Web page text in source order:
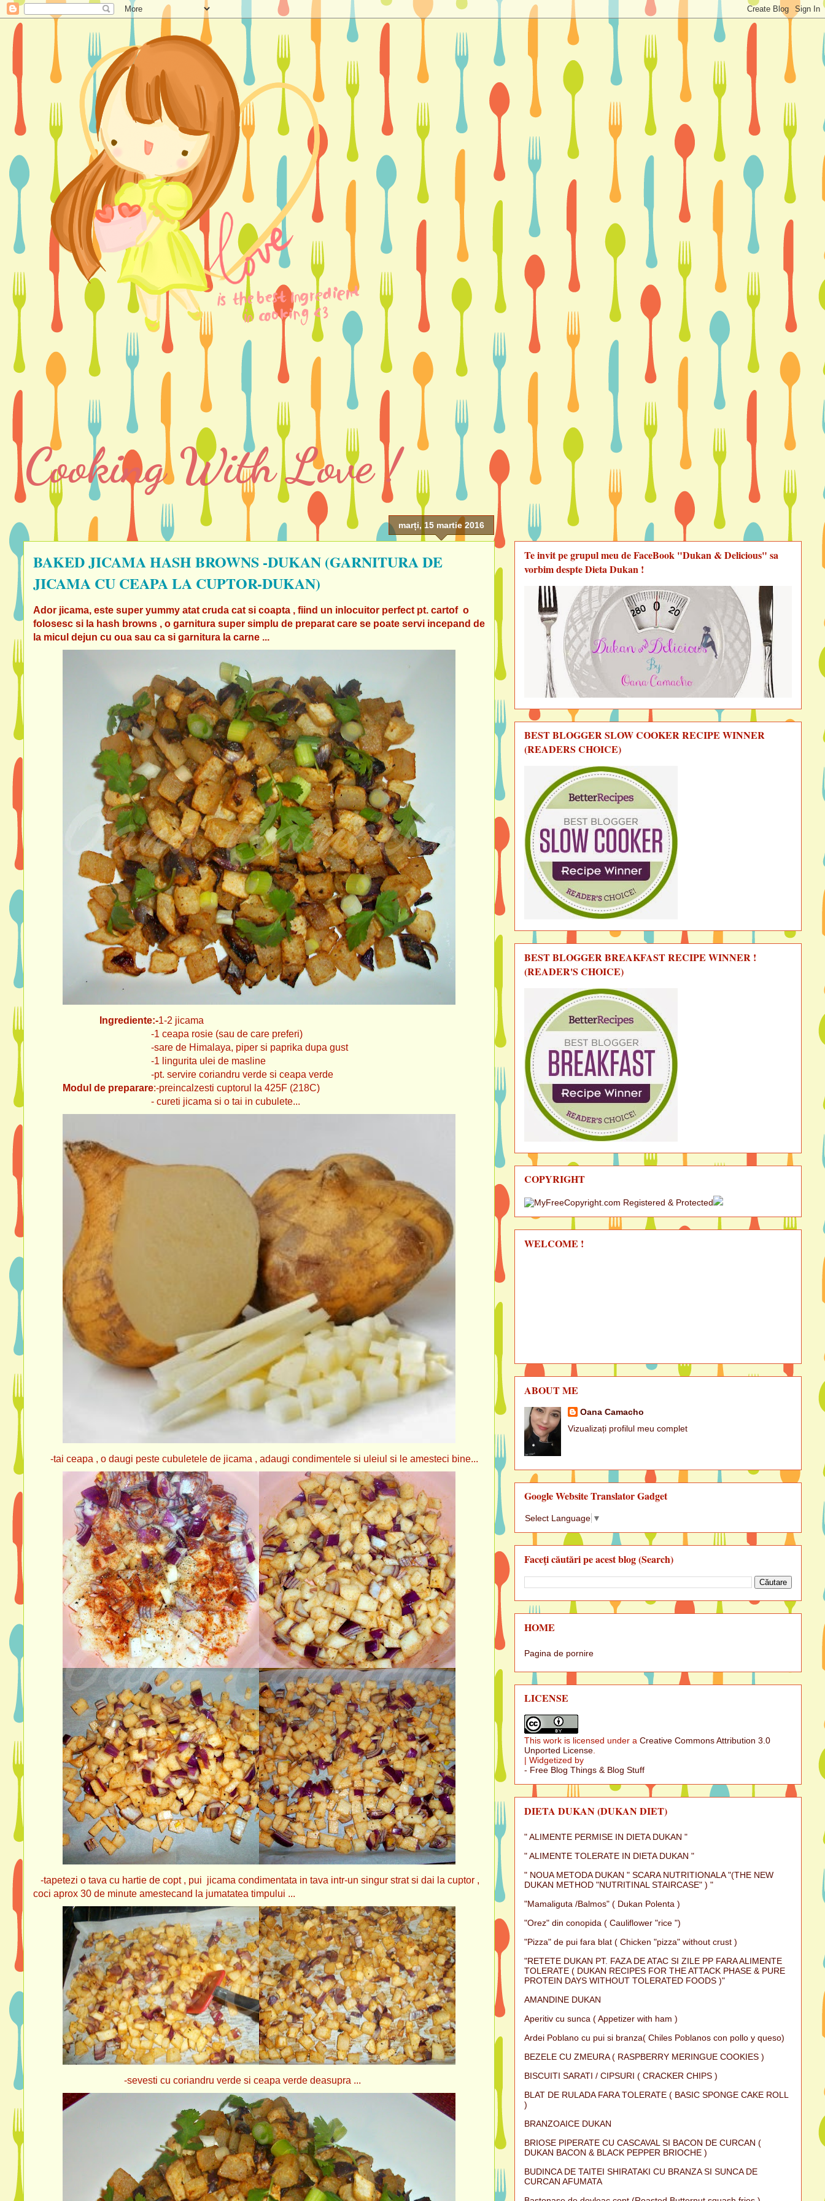
Cooking With Love !
marți, 15 martie 2016
BAKED JICAMA HASH BROWNS -DUKAN (GARNITURA DE
JICAMA CU CEAPA LA CUPTOR-DUKAN)
Ador jicama, este super yummy atat cruda cat si coapta , fiind un inlocuitor perfect pt. cartof o
folosesc si la hash browns , o garnitura super simplu de preparat care se poate servi incepand de
la micul dejun cu oua sau ca si garnitura la carne ...
Ingrediente:-1-2 jicama
-1 ceapa rosie (sau de care preferi)
-sare de Himalaya, piper si paprika dupa gust
-1 lingurita ulei de masline
-pt. servire coriandru verde si ceapa verde
Modul de preparare:-preincalzesti cuptorul la 425F (218C)
- cureti jicama si o tai in cubulete...
-tai ceapa , o daugi peste cubuletele de jicama , adaugi condimentele si uleiul si le amesteci bine...
-tapetezi o tava cu hartie de copt , pui jicama condimentata in tava intr-un singur strat si dai la cuptor ,
coci aprox 30 de minute amestecand la jumatatea timpului ...
-sevesti cu coriandru verde si ceapa verde deasupra ...
Te invit pe grupul meu de FaceBook "Dukan & Delicious" sa
vorbim despte Dieta Dukan !
BEST BLOGGER SLOW COOKER RECIPE WINNER
(READERS CHOICE)
BEST BLOGGER BREAKFAST RECIPE WINNER !
(READER'S CHOICE)
COPYRIGHT
WELCOME !
ABOUT ME
Oana Camacho
Vizualizați profilul meu complet
Google Website Translator Gadget
Select Language ▼
Faceţi căutări pe acest blog (Search)
HOME
Pagina de pornire
LICENSE
This work is licensed under a Creative Commons Attribution 3.0
Unported License.
| Widgetized by
- Free Blog Things & Blog Stuff
DIETA DUKAN (DUKAN DIET)
" ALIMENTE PERMISE IN DIETA DUKAN "
" ALIMENTE TOLERATE IN DIETA DUKAN "
" NOUA METODA DUKAN " SCARA NUTRITIONALA "(THE NEW
DUKAN METHOD "NUTRITINAL STAIRCASE" ) "
"Mamaliguta /Balmos" ( Dukan Polenta )
"Orez" din conopida ( Cauliflower "rice ")
"Pizza" de pui fara blat ( Chicken "pizza" without crust )
"RETETE DUKAN PT. FAZA DE ATAC SI ZILE PP FARA ALIMENTE
TOLERATE ( DUKAN RECIPES FOR THE ATTACK PHASE & PURE
PROTEIN DAYS WITHOUT TOLERATED FOODS )"
AMANDINE DUKAN
Aperitiv cu sunca ( Appetizer with ham )
Ardei Poblano cu pui si branza( Chiles Poblanos con pollo y queso)
BEZELE CU ZMEURA ( RASPBERRY MERINGUE COOKIES )
BISCUITI SARATI / CIPSURI ( CRACKER CHIPS )
BLAT DE RULADA FARA TOLERATE ( BASIC SPONGE CAKE ROLL
)
BRANZOAICE DUKAN
BRIOSE PIPERATE CU CASCAVAL SI BACON DE CURCAN (
DUKAN BACON & BLACK PEPPER BRIOCHE )
BUDINCA DE TAITEI SHIRATAKI CU BRANZA SI SUNCA DE
CURCAN AFUMATA